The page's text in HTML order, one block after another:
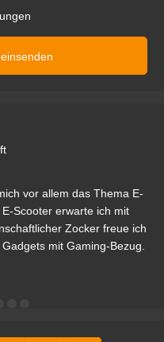
vor allem das Thema E-
Scooter erwarte ich mit
Zocker freue ich
mit Gaming-Bezug.